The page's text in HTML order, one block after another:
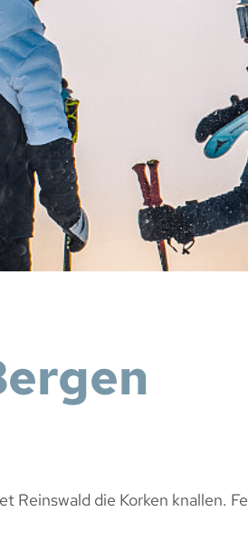
Reinswald die Korken knallen.